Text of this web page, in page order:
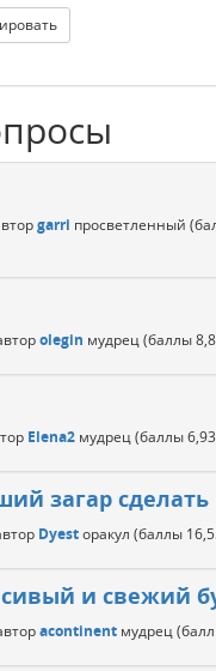
garri просветленный
olegin мудрец(баллы
Elena2 мудрец(баллы
загар сделать
Dyestоракул (баллы
и свежий
acontinent мудрец